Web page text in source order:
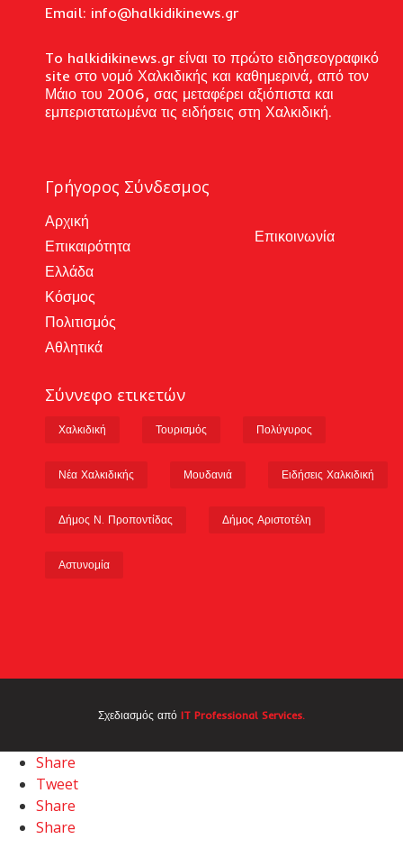
Email: info@halkidikinews.gr
To halkidikinews.gr είναι το πρώτο ειδησεογραφικό
site στο νομό Χαλκιδικής και καθημερινά, από τον
Μάιο του 2006, σας μεταφέρει αξιόπιστα και
εμπεριστατωμένα τις ειδήσεις στη Χαλκιδική.
Γρήγορος Σύνδεσμος
Αρχική
Επικαιρότητα
Ελλάδα
Κόσμος
Πολιτισμός
Αθλητικά
Επικοινωνία
Σύννεφο ετικετών
Χαλκιδική Τουρισμός Πολύγυρος
Νέα Χαλκιδικής Μουδανιά Ειδήσεις Χαλκιδική
Δήμος Ν. Προποντίδας Δήμος Αριστοτέλη
Αστυνομία
Σχεδιασμός από IT Professional Services.
Share
Tweet
Share
Share